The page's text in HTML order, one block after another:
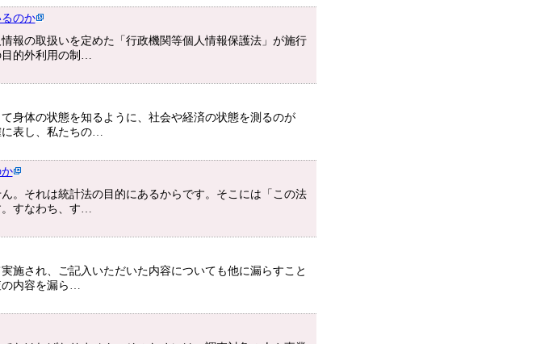
のか
報の取扱いを定めた「行政機関等個人情報保護法」が施行
目的外利用の制…
身体の状態を知るように、社会や経済の状態を測るのが
に表し、私たちの…
。それは統計法の目的にあるからです。そこには「この法
すなわち、す…
施され、ご記入いただいた内容についても他に漏らすこと
の内容を漏ら…